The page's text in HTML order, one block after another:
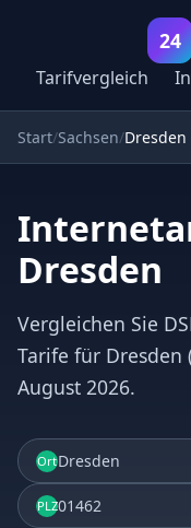
24
Tarifvergleich
Start Sachsen Dresden
Dresden
Vergleichen Sie
Tarife für Dresden
August 2026.
OrtDresden
PLZ01462